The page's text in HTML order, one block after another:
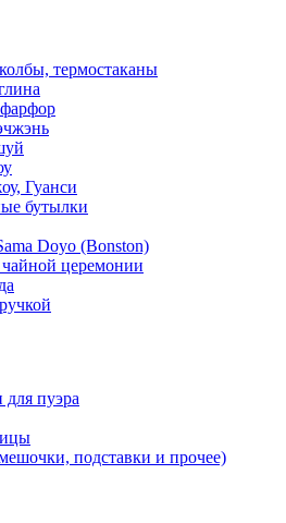
термостаканы
Гуанси
бутылки
Doyo (Bonston)
церемонии
пуэра
подставки и прочее)